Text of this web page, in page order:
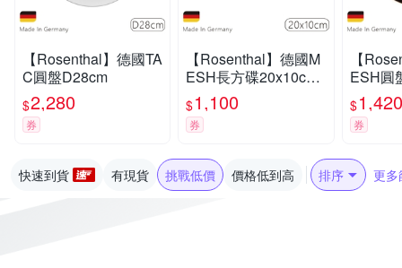
【Rosenthal】德國TA
C圓盤D28cm
$2,280
券
【Rosenthal】德國M
ESH長方碟20x10cm-
奶油白
$1,100
券
【
ESH圓
$1,420
券
快速到貨 有現貨 挑戰低價 價格低到高 排序 更多